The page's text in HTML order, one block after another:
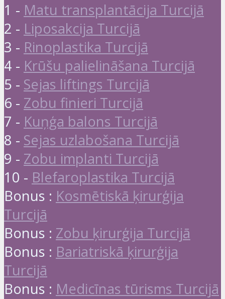
1 - Matu transplantācija Turcijā
2 - Liposakcija Turcijā
3 - Rinoplastika Turcijā
4 - Krūšu palielināšana Turcijā
5 - Sejas liftings Turcijā
6 - Zobu finieri Turcijā
7 - Kuņģa balons Turcijā
8 - Sejas uzlabošana Turcijā
9 - Zobu implanti Turcijā
10 - Blefaroplastika Turcijā
Bonus : Kosmētiskā ķirurģija
Turcijā
Bonus : Zobu ķirurģija Turcijā
Bonus : Bariatriskā ķirurģija
Turcijā
Bonus : Medicīnas tūrisms Turcijā